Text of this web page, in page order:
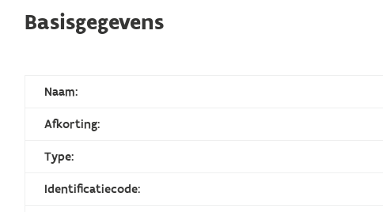
Basisgegevens
Naam:
Afkorting:
Type:
Identificatiecode: